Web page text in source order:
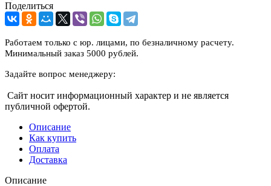
Поделиться
Работаем только с юр. лицами, по безналичному расчету.
Минимальный заказ 5000 рублей.
Задайте вопрос менеджеру:
Сайт носит информационный характер и не является
публичной офертой.
Описание
Как купить
Оплата
Доставка
Описание